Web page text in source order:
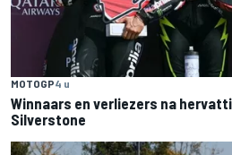
MOTOGP4 u
Winnaars en verliezers na
Silverstone